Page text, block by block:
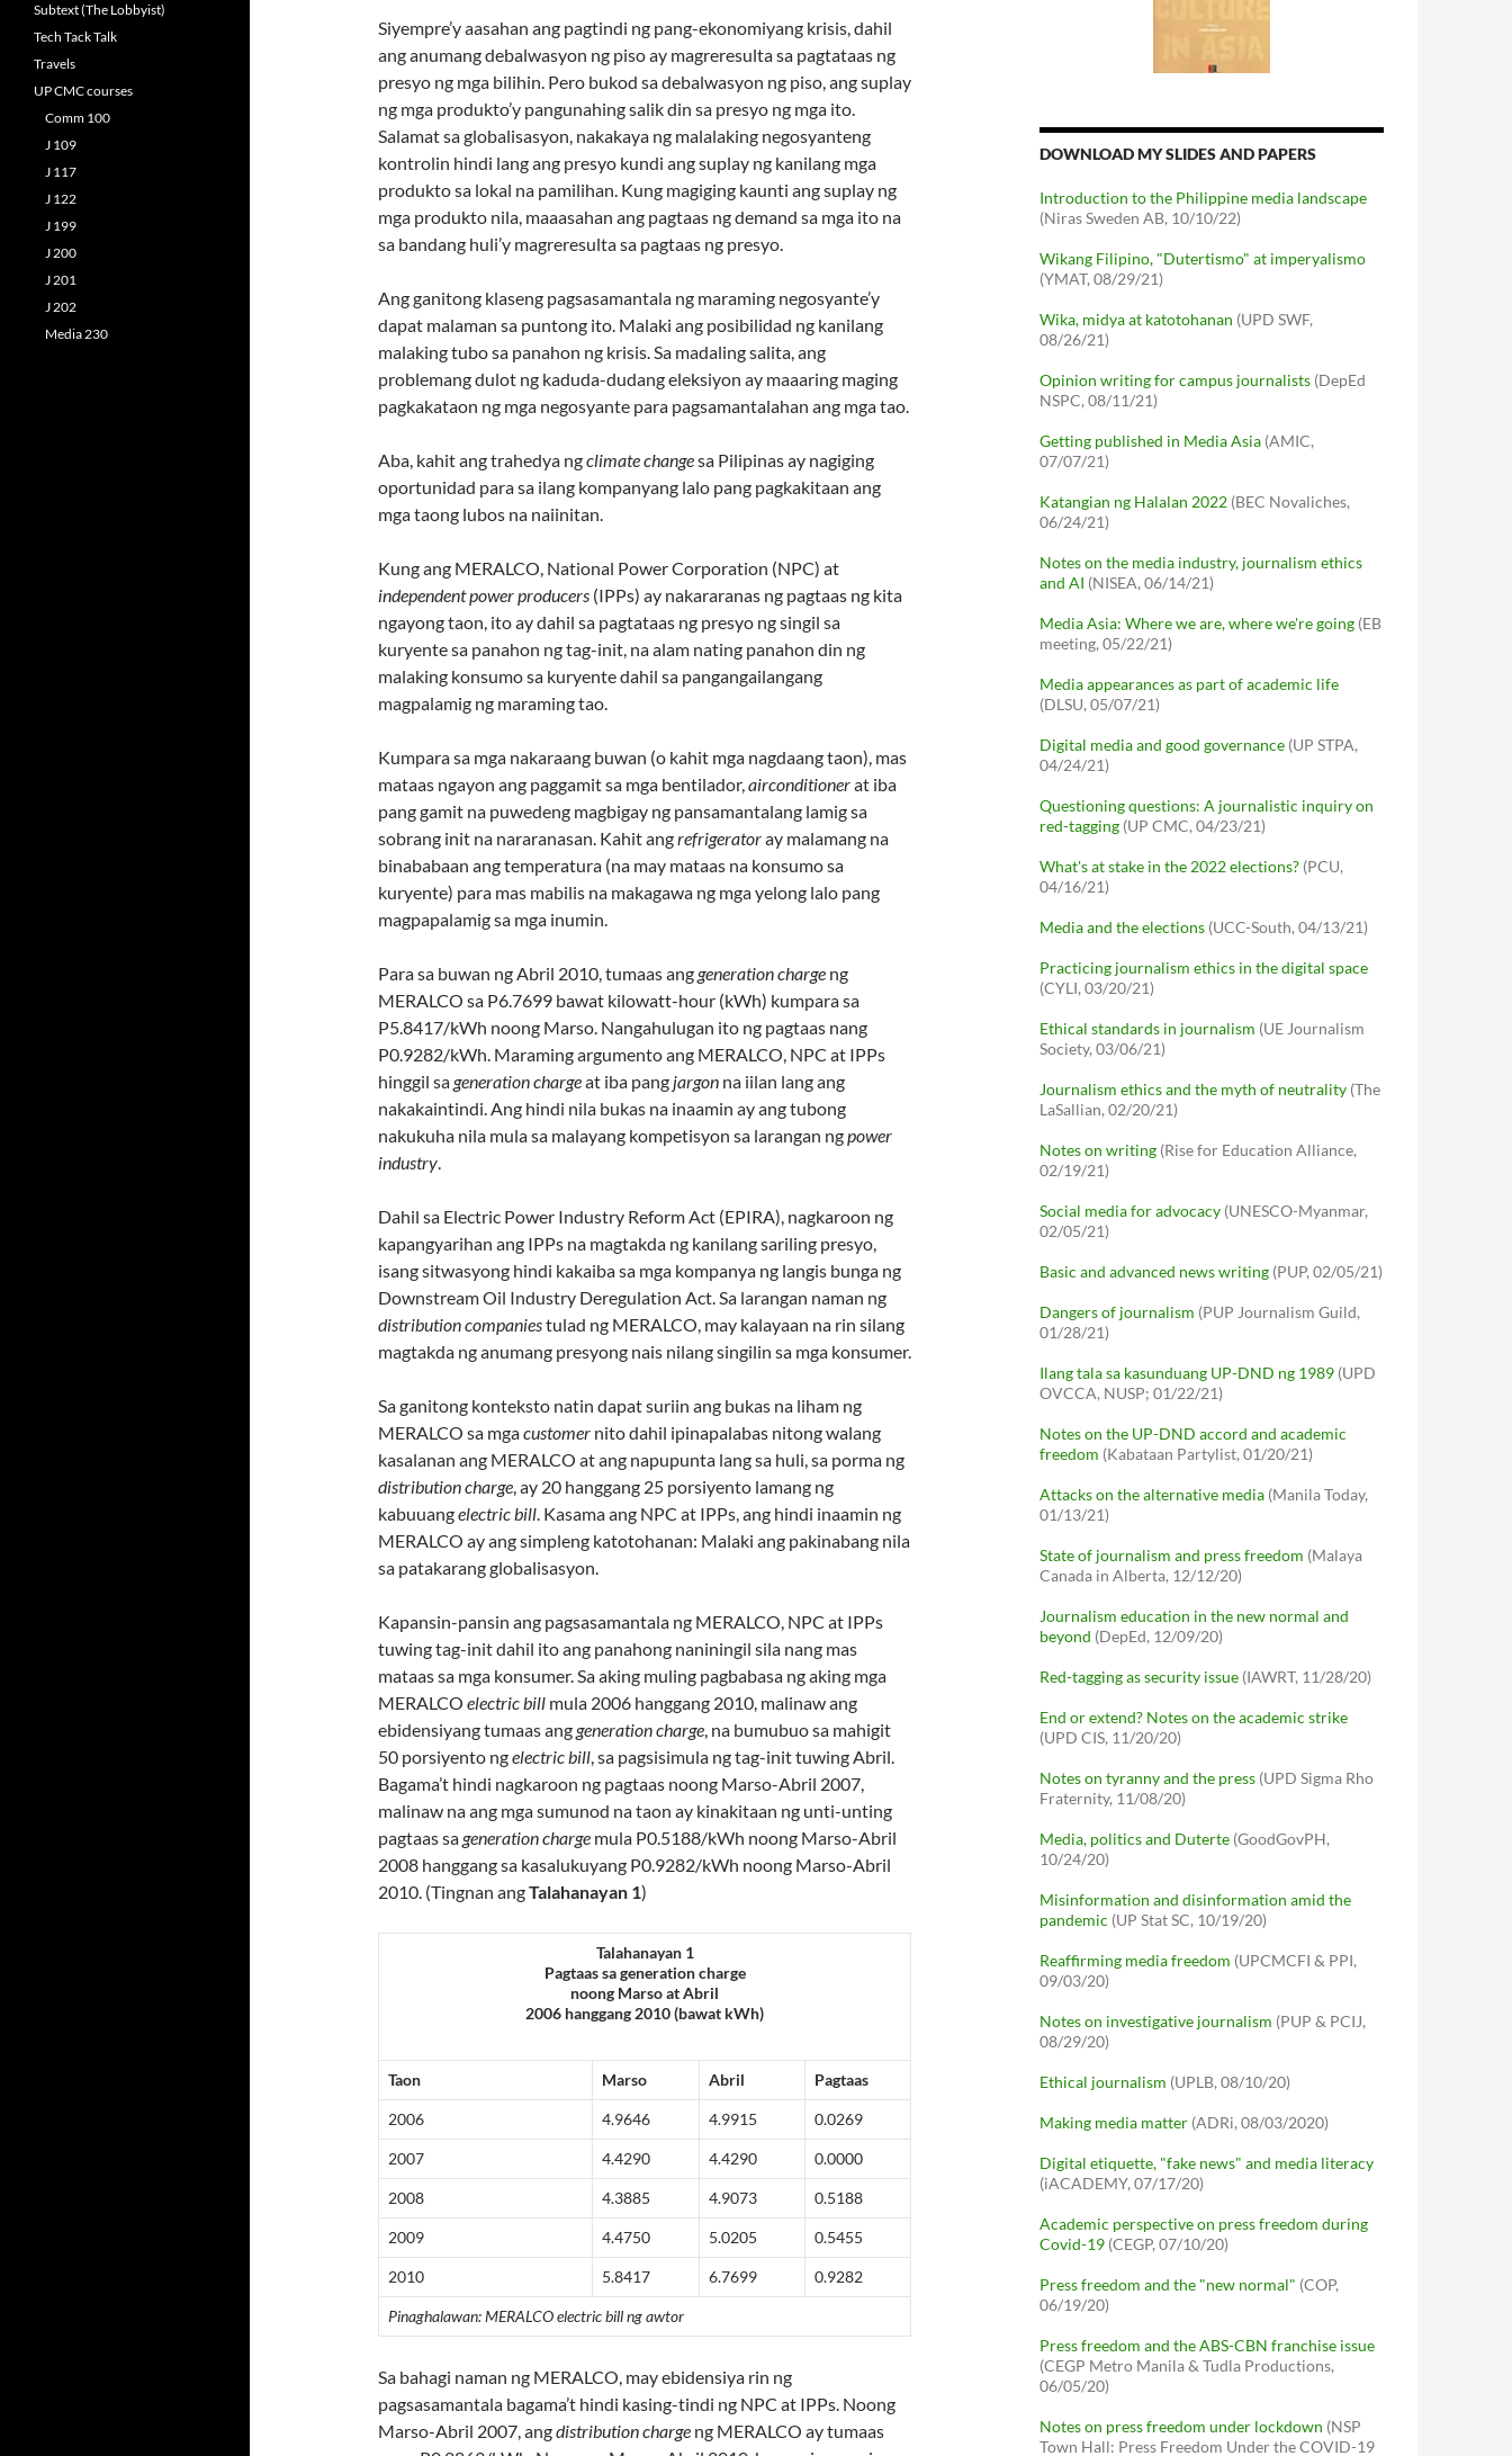
Siyempre’y aasahan ang pagtindi ng pang-ekonomiyang krisis, dahil
ang anumang debalwasyon ng piso ay magreresulta sa pagtataas ng
presyo ng mga bilihin. Pero bukod sa debalwasyon ng piso, ang suplay
ng mga produkto’y pangunahing salik din sa presyo ng mga ito.
Salamat sa globalisasyon, nakakaya ng malalaking negosyanteng
kontrolin hindi lang ang presyo kundi ang suplay ng kanilang mga
produkto sa lokal na pamilihan. Kung magiging kaunti ang suplay ng
mga produkto nila, maaasahan ang pagtaas ng demand sa mga ito na
sa bandang huli’y magreresulta sa pagtaas ng presyo.
Ang ganitong klaseng pagsasamantala ng maraming negosyante’y
dapat malaman sa puntong ito. Malaki ang posibilidad ng kanilang
malaking tubo sa panahon ng krisis. Sa madaling salita, ang
problemang dulot ng kaduda-dudang eleksiyon ay maaaring maging
pagkakataon ng mga negosyante para pagsamantalahan ang mga tao.
Aba, kahit ang trahedya ngclimate changesa Pilipinas ay nagiging
oportunidad para sa ilang kompanyang lalo pang pagkakitaan ang
mga taong lubos na naiinitan.
Kung ang MERALCO, National Power Corporation (NPC) at
independent power producers (IPPs) ay nakararanas ng pagtaas ng kita
ngayong taon, ito ay dahil sa pagtataas ng presyo ng singil sa
kuryente sa panahon ng tag-init, na alam nating panahon din ng
malaking konsumo sa kuryente dahil sa pangangailangang
magpalamig ng maraming tao.
Kumpara sa mga nakaraang buwan (o kahit mga nagdaang taon), mas
mataas ngayon ang paggamit sa mga bentilador,airconditionerat iba
pang gamit na puwedeng magbigay ng pansamantalang lamig sa
sobrang init na nararanasan. Kahit angrefrigeratoray malamang na
binababaan ang temperatura (na may mataas na konsumo sa
kuryente) para mas mabilis na makagawa ng mga yelong lalo pang
magpapalamig sa mga inumin.
Para sa buwan ng Abril 2010, tumaas ang generation charge ng
MERALCO sa P6.7699 bawat kilowatt-hour (kWh) kumpara sa
P5.8417/kWh noong Marso. Nangahulugan ito ng pagtaas nang
P0.9282/kWh. Maraming argumento ang MERALCO, NPC at IPPs
hinggil sa generation chargeat iba pang jargon na iilan lang ang
nakakaintindi. Ang hindi nila bukas na inaamin ay ang tubong
nakukuha nila mula sa malayang kompetisyon sa larangan ngpower
industry.
Dahil sa Electric Power Industry Reform Act (EPIRA), nagkaroon ng
kapangyarihan ang IPPs na magtakda ng kanilang sariling presyo,
isang sitwasyong hindi kakaiba sa mga kompanya ng langis bunga ng
Downstream Oil Industry Deregulation Act. Sa larangan naman ng
distribution companiestulad ng MERALCO, may kalayaan na rin silang
magtakda ng anumang presyong nais nilang singilin sa mga konsumer.
Sa ganitong konteksto natin dapat suriin ang bukas na liham ng
MERALCO sa mgacustomer nito dahil ipinapalabas nitong walang
kasalanan ang MERALCO at ang napupunta lang sa huli, sa porma ng
distribution charge, ay 20 hanggang 25 porsiyento lamang ng
kabuuangelectric bill. Kasama ang NPC at IPPs, ang hindi inaamin ng
MERALCO ay ang simpleng katotohanan: Malaki ang pakinabang nila
sa patakarang globalisasyon.
Kapansin-pansin ang pagsasamantala ng MERALCO, NPC at IPPs
tuwing tag-init dahil ito ang panahong naniningil sila nang mas
mataas sa mga konsumer. Sa aking muling pagbabasa ng aking mga
MERALCO electric bill mula 2006 hanggang 2010, malinaw ang
ebidensiyang tumaas ang generation charge, na bumubuo sa mahigit
50 porsiyento ngelectric bill, sa pagsisimula ng tag-init tuwing Abril.
Bagama’t hindi nagkaroon ng pagtaas noong Marso-Abril 2007,
malinaw na ang mga sumunod na taon ay kinakitaan ng unti-unting
pagtaas sa generation charge mula P0.5188/kWh noong Marso-Abril
2008 hanggang sa kasalukuyang P0.9282/kWh noong Marso-Abril
2010. (Tingnan angTalahanayan 1)
Talahanayan 1
Pagtaas sa generation charge
noong Marso at Abril
2006 hanggang 2010 (bawat kWh)
Taon Marso Abril Pagtaas
2006 4.9646 4.9915 0.0269
2007 4.4290 4.4290 0.0000
2008 4.3885 4.9073 0.5188
2009 4.4750 5.0205 0.5455
2010 5.8417 6.7699 0.9282
Pinaghalawan: MERALCO electric bill ng awtor
Sa bahagi naman ng MERALCO, may ebidensiya rin ng
pagsasamantala bagama’t hindi kasing-tindi ng NPC at IPPs. Noong
Marso-Abril 2007, angdistribution charge ng MERALCO ay tumaas
DOWNLOAD MY SLIDES AND PAPERS
Introduction to the Philippine media landscape
(Niras Sweden AB, 10/10/22)
Wikang Filipino, "Dutertismo" at imperyalismo
(YMAT, 08/29/21)
Wika, midya at katotohanan (UPD SWF,
08/26/21)
Opinion writing for campus journalists (DepEd
NSPC, 08/11/21)
Getting published in Media Asia (AMIC,
07/07/21)
Katangian ng Halalan 2022 (BEC Novaliches,
06/24/21)
Notes on the media industry, journalism ethics
and AI (NISEA, 06/14/21)
Media Asia: Where we are, where we're going (EB
meeting, 05/22/21)
Media appearances as part of academic life
(DLSU, 05/07/21)
Digital media and good governance (UP STPA,
04/24/21)
Questioning questions: A journalistic inquiry on
red-tagging (UP CMC, 04/23/21)
What's at stake in the 2022 elections? (PCU,
04/16/21)
Media and the elections (UCC-South, 04/13/21)
Practicing journalism ethics in the digital space
(CYLI, 03/20/21)
Ethical standards in journalism (UE Journalism
Society, 03/06/21)
Journalism ethics and the myth of neutrality (The
LaSallian, 02/20/21)
Notes on writing (Rise for Education Alliance,
02/19/21)
Social media for advocacy (UNESCO-Myanmar,
02/05/21)
Basic and advanced news writing (PUP, 02/05/21)
Dangers of journalism (PUP Journalism Guild,
01/28/21)
Ilang tala sa kasunduang UP-DND ng 1989 (UPD
OVCCA, NUSP; 01/22/21)
Notes on the UP-DND accord and academic
freedom (Kabataan Partylist, 01/20/21)
Attacks on the alternative media (Manila Today,
01/13/21)
State of journalism and press freedom (Malaya
Canada in Alberta, 12/12/20)
Journalism education in the new normal and
beyond (DepEd, 12/09/20)
Red-tagging as security issue (IAWRT, 11/28/20)
End or extend? Notes on the academic strike
(UPD CIS, 11/20/20)
Notes on tyranny and the press (UPD Sigma Rho
Fraternity, 11/08/20)
Media, politics and Duterte (GoodGovPH,
10/24/20)
Misinformation and disinformation amid the
pandemic (UP Stat SC, 10/19/20)
Reaffirming media freedom (UPCMCFI & PPI,
09/03/20)
Notes on investigative journalism (PUP & PCIJ,
08/29/20)
Ethical journalism (UPLB, 08/10/20)
Making media matter (ADRi, 08/03/2020)
Digital etiquette, "fake news" and media literacy
(iACADEMY, 07/17/20)
Academic perspective on press freedom during
Covid-19 (CEGP, 07/10/20)
Press freedom and the "new normal" (COP,
06/19/20)
Press freedom and the ABS-CBN franchise issue
(CEGP Metro Manila & Tudla Productions,
06/05/20)
Notes on press freedom under lockdown (NSP
Town Hall: Press Freedom Under the COVID-19
Subtext (The Lobbyist)
Tech Tack Talk
Travels
UP CMC courses
Comm 100
J 109
J 117
J 122
J 199
J 200
J 201
J 202
Media 230